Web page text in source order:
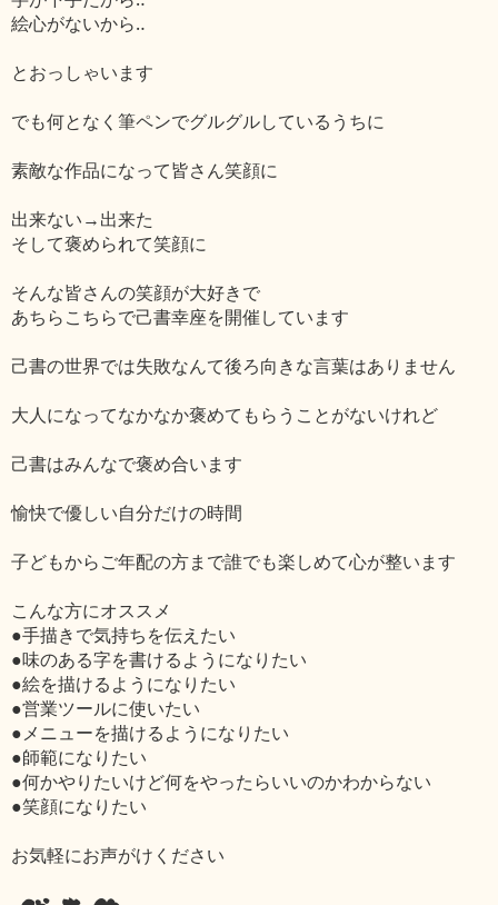
絵心がないから‥
とおっしゃいます
でも何となく筆ペンでグルグルしているうちに
素敵な作品になって皆さん笑顔に
出来ない→出来た
そして褒められて笑顔に
そんな皆さんの笑顔が大好きで
あちらこちらで己書幸座を開催しています
己書の世界では失敗なんて後ろ向きな言葉はありません
大人になってなかなか褒めてもらうことがないけれど
己書はみんなで褒め合います
愉快で優しい自分だけの時間
子どもからご年配の方まで誰でも楽しめて心が整います
こんな方にオススメ
●手描きで気持ちを伝えたい
●味のある字を書けるようになりたい
●絵を描けるようになりたい
●営業ツールに使いたい
●メニューを描けるようになりたい
●師範になりたい
●何かやりたいけど何をやったらいいのかわからない
●笑顔になりたい
お気軽にお声がけください